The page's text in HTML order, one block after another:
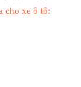
cho xe ô tô: